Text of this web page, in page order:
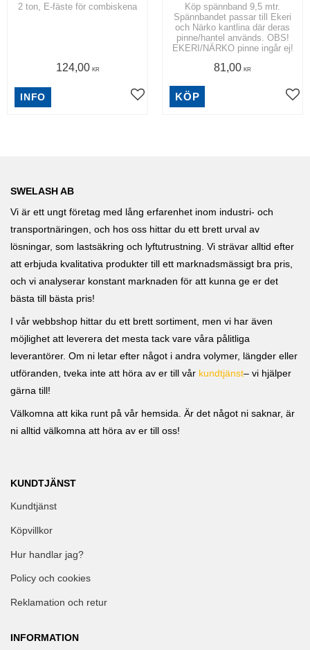
2 ton, E-fäste för combiskena
124,00 KR
INFO
Köp spännband 9,5 mtr.
Spännbandet passar till Ekeri
och Närko kantlina där deras
pinne/hantel används. OBS!
EKERI/NÄRKO pinne ingår ej!
81,00 KR
KÖP
SWELASH AB
Vi är ett ungt företag med lång erfarenhet inom industri- och
transportnäringen, och hos oss hittar du ett brett urval av
lösningar, som lastsäkring och lyftutrustning. Vi strävar alltid efter
att erbjuda kvalitativa produkter till ett marknadsmässigt bra pris,
och vi analyserar konstant marknaden för att kunna ge er det
bästa till bästa pris!
I vår webbshop hittar du ett brett sortiment, men vi har även
möjlighet att leverera det mesta tack vare våra pålitliga
leverantörer. Om ni letar efter något i andra volymer, längder eller
utföranden, tveka inte att höra av er till vår kundtjänst– vi hjälper
gärna till!
Välkomna att kika runt på vår hemsida. Är det något ni saknar, är
ni alltid välkomna att höra av er till oss!
KUNDTJÄNST
Kundtjänst
Köpvillkor
Hur handlar jag?
Policy och cookies
Reklamation och retur
INFORMATION